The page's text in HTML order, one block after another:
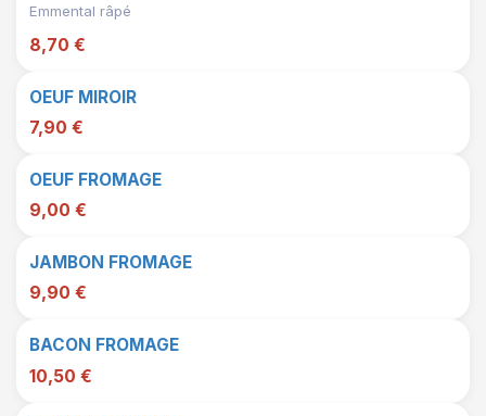
Emmental râpé
8,70 €
OEUF MIROIR
7,90 €
OEUF FROMAGE
9,00 €
JAMBON FROMAGE
9,90 €
BACON FROMAGE
10,50 €